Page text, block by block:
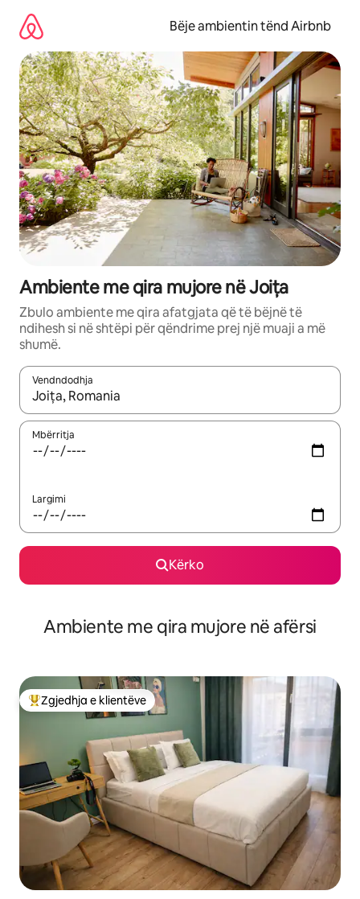
përmbajtja
Bëje ambientin tënd Airbnb
Ambiente me qira mujore në Joița
Zbulo ambiente me qira afatgjata që të bëjnë të
ndihesh si në shtëpi për qëndrime prej një muaji a më
shumë.
Vendndodhja
Kur rezultatet të jenë të disponueshme, lëviz me butonat e
Mbërritja
Largimi
Kërko
Ambiente me qira mujore në afërsi
Më të mirat e zgjedhjeve të klientëve
Zgjedhja e klientëve